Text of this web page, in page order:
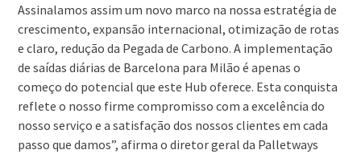
Assinalamos assim um novo marco na nossa estratégia de
crescimento, expansão internacional, otimização de rotas
e claro, redução da Pegada de Carbono. A implementação
de saídas diárias de Barcelona para Milão é apenas o
começo do potencial que este Hub oferece. Esta conquista
reflete o nosso firme compromisso com a excelência do
nosso serviço e a satisfação dos nossos clientes em cada
passo que damos”, afirma o diretor geral da Palletways